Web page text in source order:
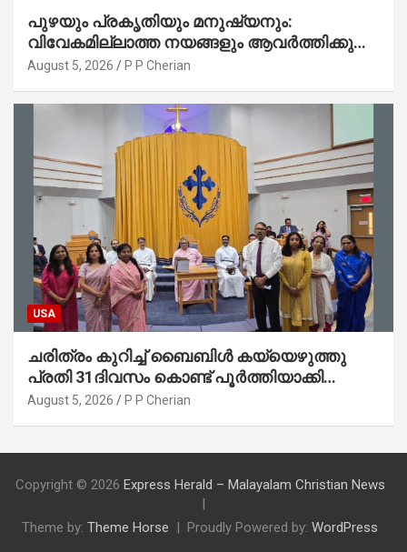
പുഴയും പ്രകൃതിയും മനുഷ്യനും:
വിവേകമില്ലാത്ത നയങ്ങളും ആവർത്തിക്കുന്ന
ദുരന്തങ്ങളും : റവ. ജെയിംസ് കെ.
August 5, 2026 P P Cherian
USA
ചരിത്രം കുറിച്ച് ബൈബിൾ കയ്യെഴുത്തു
പ്രതി 31ദിവസം കൊണ്ട് പൂർത്തിയാക്കി
മാർത്തോമ്മാ ചർച്ച് ഓഫ് ഡാളസ് ഫാർമേഴ്‌സ്
August 5, 2026 P P Cherian
Copyright © 2026 Express Herald – Malayalam Christian News
Theme by: Theme Horse Proudly Powered by: WordPress